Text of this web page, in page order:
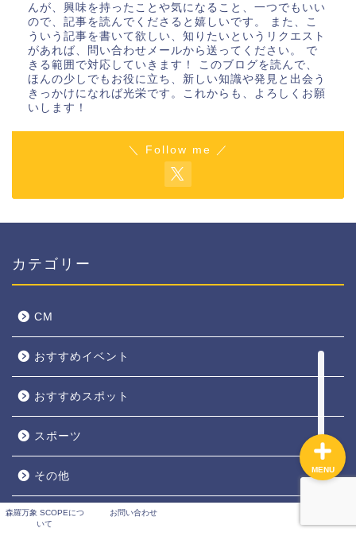
んが、興味を持ったことや気になること、一つでもいい
ので、記事を読んでくださると嬉しいです。 また、こ
ういう記事を書いて欲しい、知りたいというリクエスト
があれば、問い合わせメールから送ってください。 で
きる範囲で対応していきます！ このブログを読んで、
ほんの少しでもお役に立ち、新しい知識や発見と出会う
きっかけになれば光栄です。これからも、よろしくお願
いします！
＼ Follow me ／
カテゴリー
CM
おすすめイベント
おすすめスポット
スポーツ
その他
ドラマ
森羅万象 SCOPEにつ
いて
お問い合わせ
MENU
観る・buy・コト
おすすめスポット
おすすめイベント